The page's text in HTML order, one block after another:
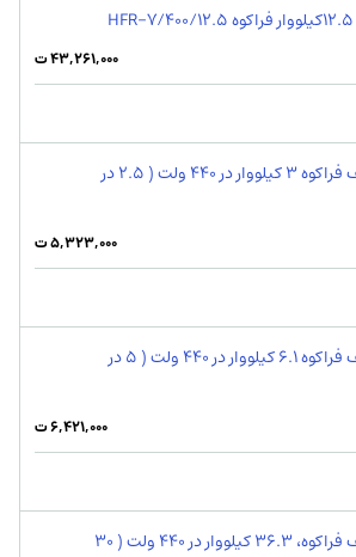
۴۳,۲۶۱,۰۰۰ت
خازن 3فاز فشار ضعیف فراکوه 3 کیلووار در 440 ولت ( 2.5 در
۵,۳۲۳,۰۰۰ت
خازن 3فاز فشار ضعیف فراکوه 6.1 کیلووار در 440 ولت ( 5 در
۶,۴۲۱,۰۰۰ت
خازن 3فاز فشار ضعیف فراکوه، 36.3 کیلووار در 440 ولت ( 30